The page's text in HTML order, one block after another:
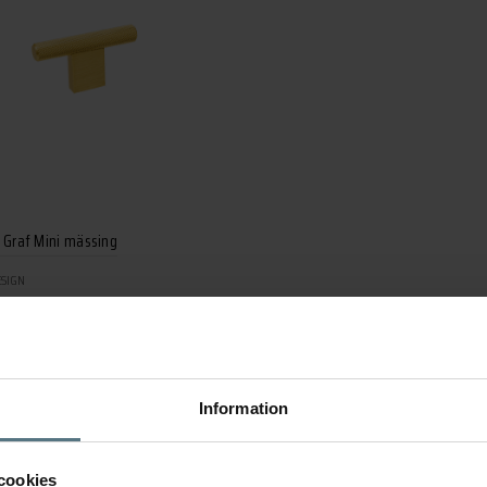
Information
Mini mässing